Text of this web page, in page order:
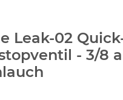
Leak-02
- 3/8